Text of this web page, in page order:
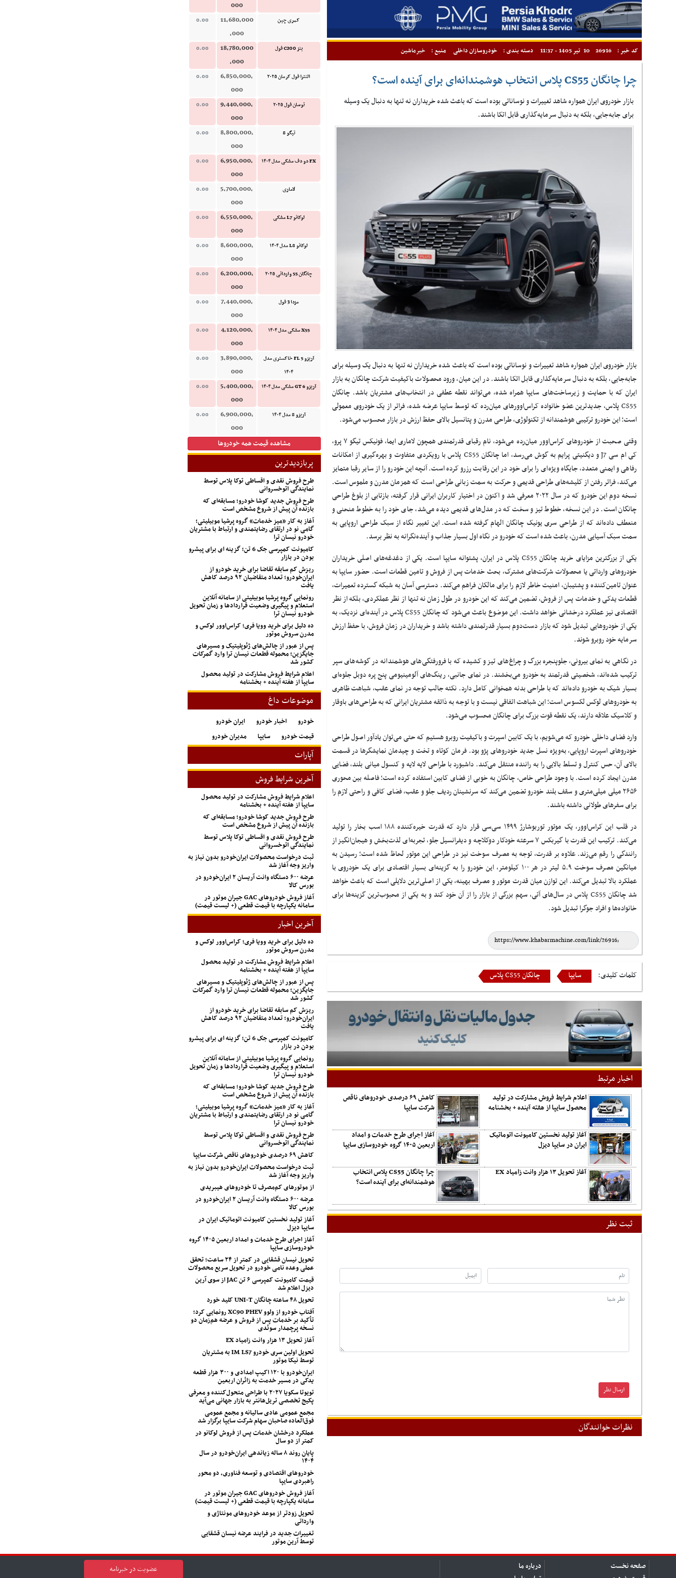
کد خبر : 26916 10 تیر 1405 - 11:37 دسته بندی : خودروسازان داخلی منبع : خبرماشین
چرا چانگان CS55 پلاس انتخاب هوشمندانه‌ای برای آینده است؟
بازار خودروی ایران همواره شاهد تغییرات و نوساناتی بوده است که باعث شده خریداران نه تنها به دنبال یک وسیله
برای جابه‌جایی، بلکه به دنبال سرمایه‌گذاری قابل اتکا باشند.
بازار خودروی ایران همواره شاهد تغییرات و نوساناتی بوده است که باعث شده خریداران نه تنها به دنبال یک وسیله برای
جابه‌جایی، بلکه به دنبال سرمایه‌گذاری قابل اتکا باشند. در این میان، ورود محصولات باکیفیت شرکت چانگان به بازار
ایران که با حمایت و زیرساخت‌های سایپا همراه شده، می‌تواند نقطه عطفی در انتخاب‌های مشتریان باشد. چانگان
CS55 پلاس، جدیدترین عضو خانواده کراس‌اوورهای میان‌رده که توسط سایپا عرضه شده، فراتر از یک خودروی معمولی
است؛ این خودرو ترکیبی هوشمندانه از تکنولوژی، طراحی مدرن و پتانسیل بالای حفظ ارزش در بازار محسوب می‌شود.
وقتی صحبت از خودروهای کراس‌اوور میان‌رده می‌شود، نام رقبای قدرتمندی همچون لاماری ایما، فونیکس تیگو ۷ پرو،
کی ام سی J7 و دیگنیتی پرایم به گوش می‌رسد، اما چانگان CS55 پلاس با رویکردی متفاوت و بهره‌گیری از امکانات
رفاهی و ایمنی متعدد، جایگاه ویژه‌ای را برای خود در این رقابت رزرو کرده است. آنچه این خودرو را از سایر رقبا متمایز
می‌کند، فراتر رفتن از کلیشه‌های طراحی قدیمی و حرکت به سمت زبانی طراحی است که همزمان مدرن و ملموس است.
نسخه دوم این خودرو که در سال ۲۰۲۲ معرفی شد و اکنون در اختیار کاربران ایرانی قرار گرفته، بازتابی از بلوغ طراحی
چانگان است. در این نسخه، خطوط تیز و سخت که در مدل‌های قدیمی دیده می‌شد، جای خود را به خطوط منحنی و
منعطف داده‌اند که از طراحی سری یونیک چانگان الهام گرفته شده است. این تغییر نگاه از سبک طراحی اروپایی به
سمت سبک آسیایی مدرن، باعث شده است که خودرو در نگاه اول بسیار جذاب و آینده‌نگرانه به نظر برسد.
یکی از بزرگترین مزایای خرید چانگان CS55 پلاس در ایران، پشتوانه سایپا است. یکی از دغدغه‌های اصلی خریداران
خودروهای وارداتی یا محصولات شرکت‌های مشترک، بحث خدمات پس از فروش و تامین قطعات است. حضور سایپا به
عنوان تامین‌کننده و پشتیبان، امنیت خاطر لازم را برای مالکان فراهم می‌کند. دسترسی آسان به شبکه گسترده تعمیرات،
قطعات یدکی و خدمات پس از فروش، تضمین می‌کند که این خودرو در طول زمان نه تنها از نظر عملکردی، بلکه از نظر
اقتصادی نیز عملکرد درخشانی خواهد داشت. این موضوع باعث می‌شود که چانگان CS55 پلاس در آینده‌ای نزدیک، به
یکی از خودروهایی تبدیل شود که بازار دست‌دوم بسیار قدرتمندی داشته باشد و خریداران در زمان فروش، با حفظ ارزش
سرمایه خود روبرو شوند.
در نگاهی به نمای بیرونی، جلوپنجره بزرگ و چراغ‌های تیز و کشیده که با فرورفتگی‌های هوشمندانه در گوشه‌های سپر
ترکیب شده‌اند، شخصیتی قدرتمند به خودرو می‌بخشند. در نمای جانبی، رینگ‌های آلومینیومی پنج پره دوبل جلوه‌ای
بسیار شیک به خودرو داده‌اند که با طراحی بدنه همخوانی کامل دارد. نکته جالب توجه در نمای عقب، شباهت ظاهری
به خودروهای لوکس لکسوس است؛ این شباهت اتفاقی نیست و با توجه به ذائقه مشتریان ایرانی که به طراحی‌های باوقار
و کلاسیک علاقه دارند، یک نقطه قوت بزرگ برای چانگان محسوب می‌شود.
وارد فضای داخلی خودرو که می‌شویم، با یک کابین اسپرت و باکیفیت روبرو هستیم که حتی می‌توان یادآور اصول طراحی
خودروهای اسپرت اروپایی، به‌ویژه نسل جدید خودروهای پژو بود. فرمان کوتاه و تخت و چیدمان نمایشگرها در قسمت
بالای آن، حس کنترل و تسلط بالایی را به راننده منتقل می‌کند. داشبورد با طراحی لایه لایه و کنسول میانی بلند، فضایی
مدرن ایجاد کرده است. با وجود طراحی خاص، چانگان به خوبی از فضای کابین استفاده کرده است؛ فاصله بین محوری
۲۶۵۶ میلی‌ میلی‌متری و سقف بلند خودرو تضمین می‌کند که سرنشینان ردیف جلو و عقب، فضای کافی و راحتی لازم را
برای سفرهای طولانی داشته باشند.
در قلب این کراس‌اوور، یک موتور توربوشارژ ۱۴۹۹ سی‌سی قرار دارد که قدرت خیره‌کننده ۱۸۸ اسب بخار را تولید
می‌کند. ترکیب این قدرت با گیربکس ۷ سرعته خودکار دوکلاچه و دیفرانسیل جلو، تجربه‌ای لذت‌بخش و هیجان‌انگیز از
رانندگی را رقم می‌زند. علاوه بر قدرت، توجه به مصرف سوخت نیز در طراحی این موتور لحاظ شده است؛ رسیدن به
میانگین مصرف سوخت ۵.۹ لیتر در هر ۱۰۰ کیلومتر، این خودرو را به گزینه‌ای بسیار اقتصادی برای یک خودروی با
عملکرد بالا تبدیل می‌کند. این توازن میان قدرت موتور و مصرف بهینه، یکی از اصلی‌ترین دلایلی است که باعث خواهد
شد چانگان CS55 پلاس در سال‌های آتی، سهم بزرگی از بازار را از آن خود کند و به یکی از محبوب‌ترین گزینه‌ها برای
خانواده‌ها و افراد جوگرا تبدیل شود.
کلمات کلیدی: سایپا چانگان CS55 پلاس
اخبار مرتبط
اعلام شرایط فروش مشارکت در تولید
محصول سایپا از هفته آینده + بخشنامه
کاهش ۶۹ درصدی خودروهای ناقص
شرکت سایپا
آغاز تولید نخستین کامیونت اتوماتیک
ایران در سایپا دیزل
آغاز اجرای طرح خدمات و امداد
اربعین ۱۴۰۵ گروه خودروسازی سایپا
آغاز تحویل ۱۳ هزار وانت زامیاد EX
چرا چانگان CS55 پلاس انتخاب
هوشمندانه‌ای برای آینده است؟
ثبت نظر
نظرات خوانندگان
000
کمری چین
11,680,000
,000
0.00
بنز C200 فول
18,780,000
,000
0.00
النترا فول کرمان ۲۰۲۵
6,850,000,
000
0.00
توسان فول ۲۰۲۵
9,440,000,
000
0.00
تیگو 8
8,800,000,
000
0.00
FX دو دف مشکی مدل ۱۴۰۴
6,950,000,
000
0.00
لاماری
5,700,000,
000
0.00
لوکانو L7 مشکی
6,550,000,
000
0.00
لوکانو L8 مدل ۱۴۰۴
8,600,000,
000
0.00
چانگان 55 وارداتی ۲۰۲۵
6,200,000,
000
0.00
مزدا 3 فول
7,440,000,
000
0.00
X55 مشکی مدل ۱۴۰۴
4,120,000,
000
0.00
آریزو 5 FL خاکستری مدل
۱۴۰۴
3,890,000,
000
0.00
آریزو 6 GT مشکی مدل ۱۴۰۴
5,400,000,
000
0.00
آریزو 8 مدل ۱۴۰۴
6,900,000,
000
0.00
مشاهده قیمت همه خودروها
پربازدیدترین
طرح فروش نقدی و اقساطی توکا پلاس توسط
نمایندگی اتوخسروانی
طرح فروش جدید کوشا خودرو؛ مسابقه‌ای که
بازنده آن پیش از شروع مشخص است
آغاز به کار «میز خدمات» گروه پرشیا موبیلیتی؛
گامی نو در ارتقای رضایتمندی و ارتباط با مشتریان
خودرو نیسان ترا
کامیونت کمپرسی جک 6 تن؛ گزینه ای برای پیشرو
بودن در بازار
ریزش کم‌ سابقه تقاضا برای خرید خودرو از
ایران‌خودرو؛ تعداد متقاضیان ۹۲ درصد کاهش
یافت
رونمایی گروه پرشیا موبیلیتی از سامانه آنلاین
استعلام و پیگیری وضعیت قراردادها و زمان تحویل
خودرو نیسان ترا
ده دلیل برای خرید وویا فری؛ کراس‌اوور لوکس و
مدرن سروش موتور
پس از عبور از چالش‌های ژئوپلیتیک و مسیرهای
جایگزین؛ محموله قطعات نیسان ترا وارد گمرکات
کشور شد
اعلام شرایط فروش مشارکت در تولید محصول
سایپا از هفته آینده + بخشنامه
موضوعات داغ
خودرو اخبار خودرو
ایران خودرو
قیمت خودرو
سایپا مدیران خودرو
آپارات
آخرین شرایط فروش
اعلام شرایط فروش مشارکت در تولید محصول
سایپا از هفته آینده + بخشنامه
طرح فروش جدید کوشا خودرو؛ مسابقه‌ای که
بازنده آن پیش از شروع مشخص است
طرح فروش نقدی و اقساطی توکا پلاس توسط
نمایندگی اتوخسروانی
ثبت درخواست محصولات ایران‌خودرو بدون نیاز به
واریز وجه آغاز شد
عرضه ۶۰۰ دستگاه وانت آریسان ۲ ایران‌خودرو در
بورس کالا
آغاز فروش خودروهای GAC جیران موتور در
سامانه یکپارچه با قیمت قطعی (+ لیست قیمت)
آخرین اخبار
ده دلیل برای خرید وویا فری؛ کراس‌اوور لوکس و
مدرن سروش موتور
اعلام شرایط فروش مشارکت در تولید محصول
سایپا از هفته آینده + بخشنامه
پس از عبور از چالش‌های ژئوپلیتیک و مسیرهای
جایگزین؛ محموله قطعات نیسان ترا وارد گمرکات
کشور شد
ریزش کم‌ سابقه تقاضا برای خرید خودرو از
ایران‌خودرو؛ تعداد متقاضیان ۹۲ درصد کاهش
یافت
کامیونت کمپرسی جک 6 تن؛ گزینه ای برای پیشرو
بودن در بازار
رونمایی گروه پرشیا موبیلیتی از سامانه آنلاین
استعلام و پیگیری وضعیت قراردادها و زمان تحویل
خودرو نیسان ترا
طرح فروش جدید کوشا خودرو؛ مسابقه‌ای که
بازنده آن پیش از شروع مشخص است
آغاز به کار «میز خدمات» گروه پرشیا موبیلیتی؛
گامی نو در ارتقای رضایتمندی و ارتباط با مشتریان
خودرو نیسان ترا
طرح فروش نقدی و اقساطی توکا پلاس توسط
نمایندگی اتوخسروانی
کاهش ۶۹ درصدی خودروهای ناقص شرکت سایپا
ثبت درخواست محصولات ایران‌خودرو بدون نیاز به
واریز وجه آغاز شد
از موتورهای کم‌مصرف تا خودروهای هیبریدی
عرضه ۶۰۰ دستگاه وانت آریسان ۲ ایران‌خودرو در
بورس کالا
آغاز تولید نخستین کامیونت اتوماتیک ایران در
سایپا دیزل
آغاز اجرای طرح خدمات و امداد اربعین ۱۴۰۵ گروه
خودروسازی سایپا
تحویل نیسان قشقایی در کمتر از ۲۴ ساعت؛ تحقق
عملی وعده نامی خودرو در تحویل سریع محصولات
قیمت کامیونت کمپرسی ۶ تن JAC از سوی آرین
دیزل اعلام شد
تحویل ۴۸ ساعته چانگان UNI-T کلید خورد
آفتاب خودرو از ولوو XC90 PHEV رونمایی کرد؛
تأکید بر خدمات پس از فروش و عرضه هم‌زمان دو
نسخه پرچمدار سوئدی
آغاز تحویل ۱۳ هزار وانت زامیاد EX
تحویل اولین سری خودرو IM LS7 به مشتریان
توسط نیکا موتور
ایران‌خودرو با ۱۲۰ اکیپ امدادی و ۳۰۰ هزار قطعه
یدکی در مسیر خدمت به زائران اربعین
تویوتا سکویا ۲۰۲۷ با طراحی متحول‌کننده و معرفی
پکیج تخصصی تریل‌هانتر به بازار جهانی می‌آید
مجمع عمومی عادی سالیانه و مجمع عمومی
فوق‌العاده صاحبان سهام شرکت سایپا برگزار شد
عملکرد درخشان خدمات پس از فروش لوکانو در
کمتر از دو سال
پایان روند ۸ ساله زیاندهی ایران‌خودرو در سال
۱۴۰۴
خودروهای اقتصادی و توسعه فناوری، دو محور
راهبردی سایپا
آغاز فروش خودروهای GAC جیران موتور در
سامانه یکپارچه با قیمت قطعی (+ لیست قیمت)
تحویل زودتر از موعد خودروهای مونتاژی و
وارداتی
تغییرات جدید در فرایند عرضه نیسان قشقایی
توسط آرین موتور
صفحه نخست
درباره ما
عضویت در خبرنامه